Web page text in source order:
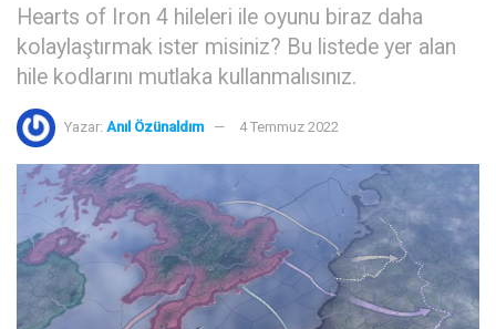
Hearts of Iron 4 hileleri ile oyunu biraz daha
kolaylaştırmak ister misiniz? Bu listede yer alan
hile kodlarını mutlaka kullanmalısınız.
Yazar: Anıl Özünaldım 4 Temmuz 2022